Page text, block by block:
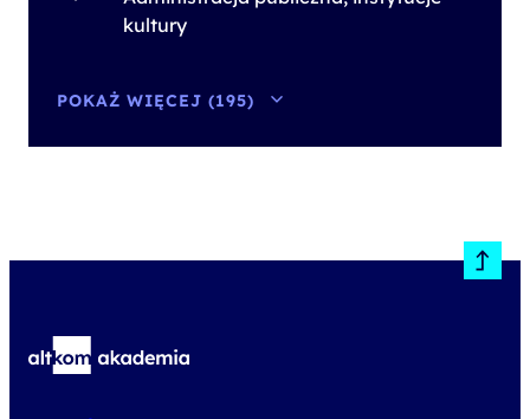
kultury
POKAŻ WIĘCEJ (195)